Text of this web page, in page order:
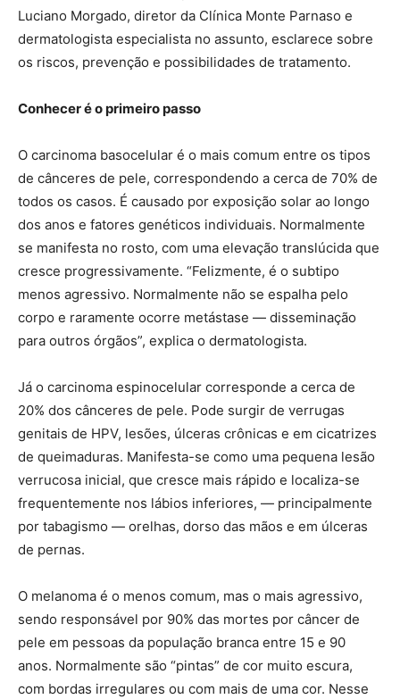
Luciano Morgado, diretor da Clínica Monte Parnaso e
dermatologista especialista no assunto, esclarece sobre
os riscos, prevenção e possibilidades de tratamento.
Conhecer é o primeiro passo
O carcinoma basocelular é o mais comum entre os tipos
de cânceres de pele, correspondendo a cerca de 70% de
todos os casos. É causado por exposição solar ao longo
dos anos e fatores genéticos individuais. Normalmente
se manifesta no rosto, com uma elevação translúcida que
cresce progressivamente. “Felizmente, é o subtipo
menos agressivo. Normalmente não se espalha pelo
corpo e raramente ocorre metástase — disseminação
para outros órgãos”, explica o dermatologista.
Já o carcinoma espinocelular corresponde a cerca de
20% dos cânceres de pele. Pode surgir de verrugas
genitais de HPV, lesões, úlceras crônicas e em cicatrizes
de queimaduras. Manifesta-se como uma pequena lesão
verrucosa inicial, que cresce mais rápido e localiza-se
frequentemente nos lábios inferiores, — principalmente
por tabagismo — orelhas, dorso das mãos e em úlceras
de pernas.
O melanoma é o menos comum, mas o mais agressivo,
sendo responsável por 90% das mortes por câncer de
pele em pessoas da população branca entre 15 e 90
anos. Normalmente são “pintas” de cor muito escura,
com bordas irregulares ou com mais de uma cor. Nesse